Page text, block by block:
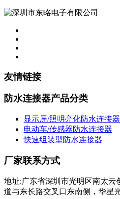
友情链接
防水连接器产品分类
显示屏/照明亮化防水连接器
电动车/传感器防水连接器
快速组装型防水连接器
厂家联系方式
地址:广东省深圳市光明区南太云
道与东长路交叉口东南侧，华星